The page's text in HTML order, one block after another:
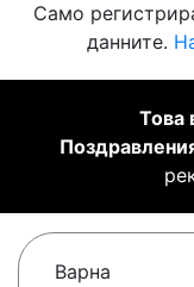
Само
данните.
Това
Варна